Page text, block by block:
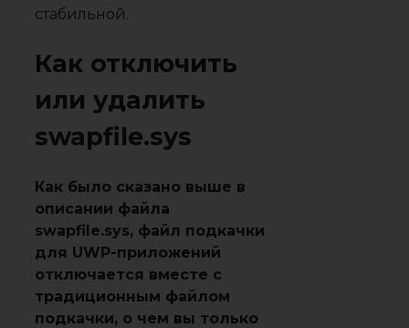
стабильной.
Как отключить
или удалить
swapfile.sys
Как было сказано выше в
описании файла
swapfile.sys, файл подкачки
для UWP-приложений
отключается вместе с
традиционным файлом
подкачки, о чем вы только